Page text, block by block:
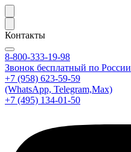
Контакты
8-800-333-19-98
Звонок бесплатный по России
+7 (958) 623-59-59
(WhatsApp, Telegram,Max)
+7 (495) 134-01-50